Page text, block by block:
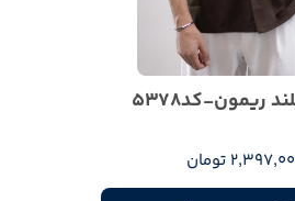
ریمون-کد5378
تومان